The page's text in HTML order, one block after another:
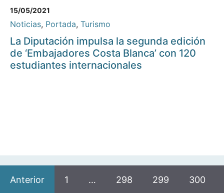
15/05/2021
Noticias, Portada, Turismo
La Diputación impulsa la segunda edición
de ‘Embajadores Costa Blanca’ con 120
estudiantes internacionales
Anterior 1 … 298 299 300